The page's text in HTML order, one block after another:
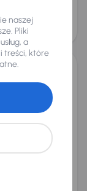
000 zł
po obniżce
naszej
Pliki
a
treści, które